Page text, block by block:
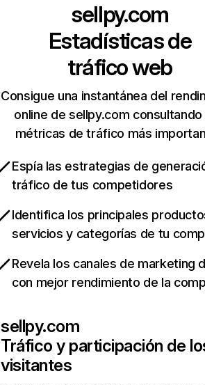
sellpy.com
Estadísticas de
tráfico web
Consigue una instantánea del
online de sellpy.com consultando
métricas de tráfico más
Espía las estrategias de
tráfico de tus competidores
Identifica los principales
servicios y categorías de tu
Revela los canales de marketing
con mejor rendimiento de la
sellpy.com
Tráfico y participación de
visitantes